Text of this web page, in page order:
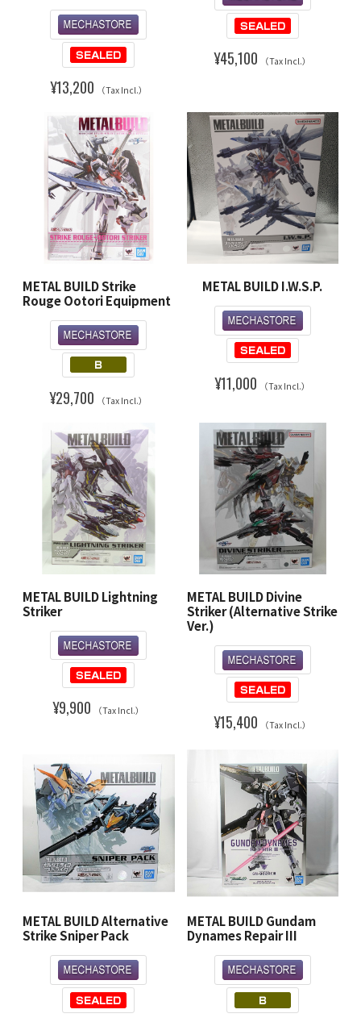
¥13,200 （Tax Incl.）
¥45,100 （Tax Incl.）
METAL BUILD Strike
Rouge Ootori Equipment
¥29,700 （Tax Incl.）
METAL BUILD I.W.S.P.
¥11,000 （Tax Incl.）
METAL BUILD Lightning
Striker
¥9,900 （Tax Incl.）
METAL BUILD Divine
Striker (Alternative Strike
Ver.)
¥15,400 （Tax Incl.）
METAL BUILD Alternative
Strike Sniper Pack
METAL BUILD Gundam
Dynames Repair III